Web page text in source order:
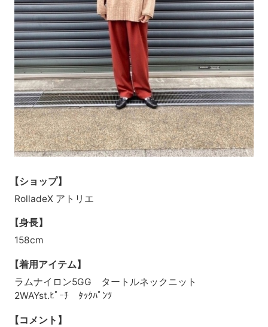
【ショップ】
RolladeX アトリエ
【身長】
158cm
【着用アイテム】
ラムナイロン5GG タートルネックニット
2WAYst.ﾋﾟｰﾁ ﾀｯｸﾊﾟﾝﾂ
【コメント】